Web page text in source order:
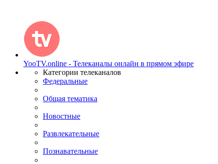
YooTV.online - Телеканалы онлайн в прямом эфире
Категории телеканалов
Федеральные
Общая тематика
Новостные
Развлекательные
Познавательные